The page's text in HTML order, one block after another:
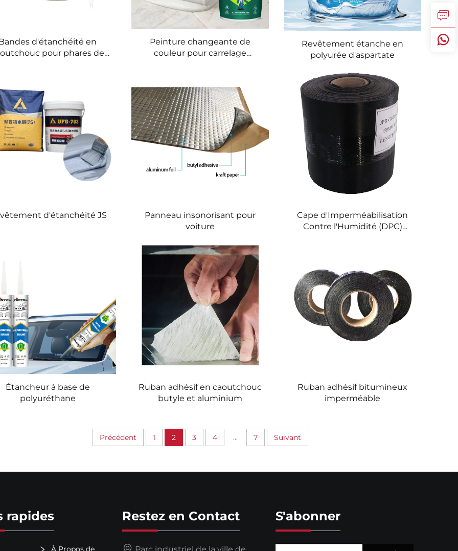
d'étanchéité en
pour phares de
Peinture changeante de
couleur pour carrelage
Revêtement étanche en
polyurée d'aspartate
d'étanchéité JS
Panneau insonorisant pour
voiture
Cape d'Imperméabilisation
Contre l'Humidité (DPC)
Étancheur à base de
polyuréthane
Ruban adhésif en caoutchouc
butyle et aluminium
Ruban adhésif bitumineux
imperméable
Précédent 1 2 3 4 ... 7 Suivant
rapides
À Propos de
Restez en Contact
Parc industriel de la ville de
S'abonner